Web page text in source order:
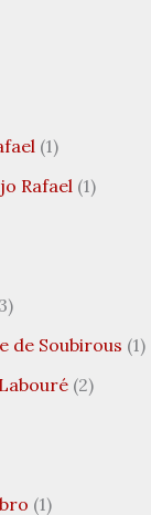
(1)
Rafael(1)
de Soubirous (1)
(2)
(1)